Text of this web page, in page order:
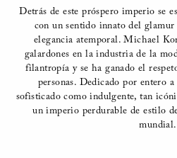
Detrás de este próspero imperio se
con un sentido innato del
elegancia atemporal. Michael
galardones en la industria de la
filantropía y se ha ganado el
personas. Dedicado por entero
sofisticado como indulgente, tan
un imperio perdurable de estilo
mundial.